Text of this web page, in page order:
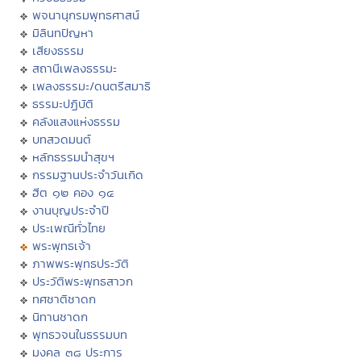
พจนานุกรมพุทธศาสน์
มิลินทปัญหา
เสียงธรรม
สถานีเพลงธรรมะ
เพลงธรรมะ/ดนตรีสมาธิ
ธรรมะปฏิบัติ
คลังแสงแห่งธรรม
บทสวดมนต์
หลักธรรมนำสุขฯ
กรรมฐานประจำวันเกิด
ฮีต ๑๒ คอง ๑๔
งานบุญประจำปี
ประเพณีทั่วไทย
พระพุทธเจ้า
ภาพพระพุทธประวัติ
ประวัติพระพุทธสาวก
ทศชาติชาดก
นิทานชาดก
พุทธวจนในธรรมบท
มงคล ๓๘ ประการ